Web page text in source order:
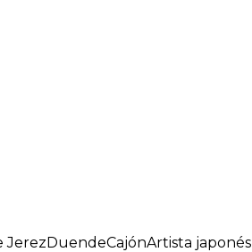
JerezDuendeCajónArtista japonés